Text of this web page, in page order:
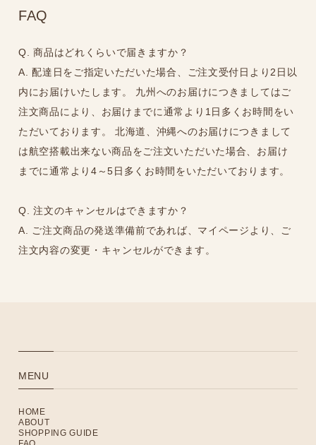
FAQ
Q. 商品はどれくらいで届きますか？
A. 配達日をご指定いただいた場合、ご注文受付日より2日以
内にお届けいたします。 九州へのお届けにつきましてはご
注文商品により、お届けまでに通常より1日多くお時間をい
ただいております。 北海道、沖縄へのお届けにつきまして
は航空搭載出来ない商品をご注文いただいた場合、お届け
までに通常より4～5日多くお時間をいただいております。
Q. 注文のキャンセルはできますか？
A. ご注文商品の発送準備前であれば、マイページより、ご
注文内容の変更・キャンセルができます。
MENU
HOME
ABOUT
SHOPPING GUIDE